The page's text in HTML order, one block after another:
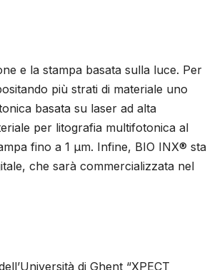
e la stampa basata sulla luce. Per
più strati di materiale uno
basata su laser ad alta
per litografia multifotonica al
fino a 1 µm. Infine, BIO INX® sta
che sarà commercializzata nel
di Ghent “XPECT